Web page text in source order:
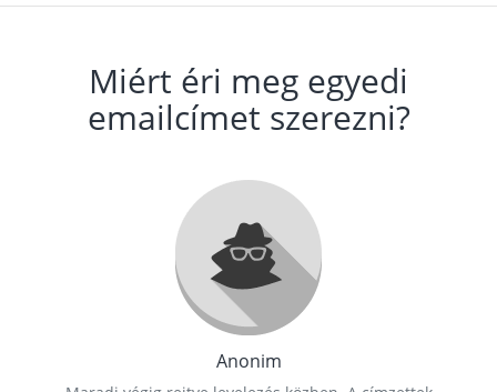
Miért éri meg egyedi
emailcímet szerezni?
Anonim